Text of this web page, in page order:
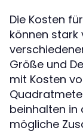
Die Kosten
können stark
Größe und
mit Kosten
beinhalten in
mögliche